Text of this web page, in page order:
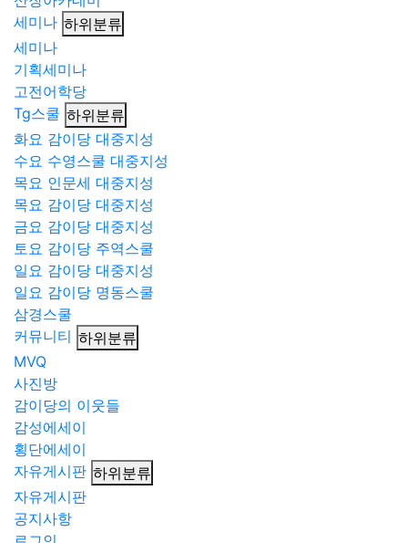
세미나 하위분류
세미나
기획세미나
고전어학당
Tg스쿨 하위분류
화요 감이당 대중지성
수요 수영스쿨 대중지성
목요 인문세 대중지성
목요 감이당 대중지성
금요 감이당 대중지성
토요 감이당 주역스쿨
일요 감이당 대중지성
일요 감이당 명동스쿨
삼경스쿨
커뮤니티 하위분류
MVQ
사진방
감이당의 이웃들
감성에세이
횡단에세이
자유게시판 하위분류
자유게시판
공지사항